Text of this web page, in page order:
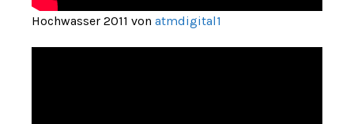
Hochwasser 2011 von atmdigital1